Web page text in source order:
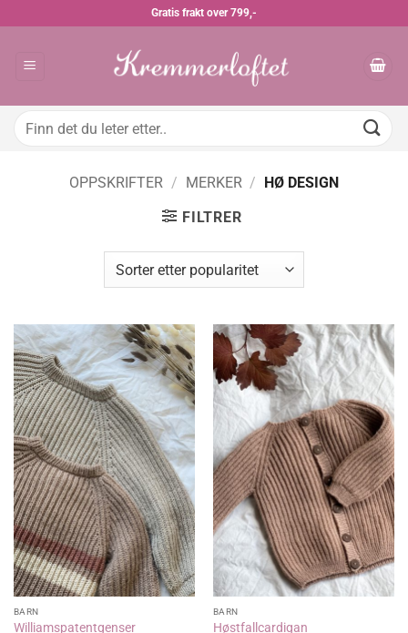
Gratis frakt over 799,-
Søk
OPPSKRIFTER / MERKER / HØ DESIGN
FILTRER
BARN
Williamspatentgenser
BARN
Høstfallcardigan